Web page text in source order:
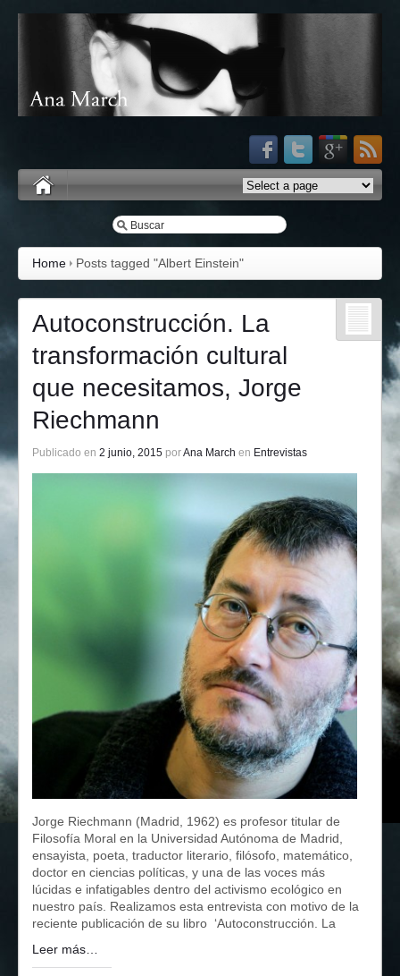
Home Posts tagged "Albert Einstein"
Autoconstrucción. La
transformación cultural
que necesitamos, Jorge
Riechmann
Publicado en 2 junio, 2015 porAna March en Entrevistas
Jorge Riechmann (Madrid, 1962) es profesor titular de
Filosofía Moral en la Universidad Autónoma de Madrid,
ensayista, poeta, traductor literario, filósofo, matemático,
doctor en ciencias políticas, y una de las voces más
lúcidas e infatigables dentro del activismo ecológico en
nuestro país. Realizamos esta entrevista con motivo de la
reciente publicación de su libro ‘Autoconstrucción. La
Leer más…